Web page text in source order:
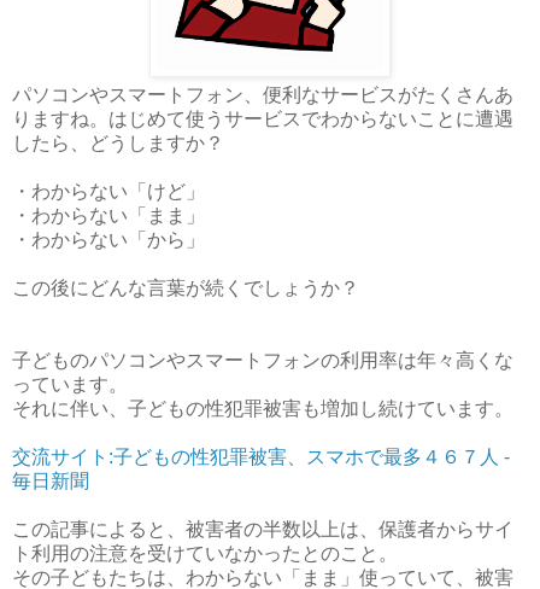
パソコンやスマートフォン、便利なサービスがたくさんあ
りますね。はじめて使うサービスでわからないことに遭遇
したら、どうしますか？
・わからない「けど」
・わからない「まま」
・わからない「から」
この後にどんな言葉が続くでしょうか？
子どものパソコンやスマートフォンの利用率は年々高くな
っています。
それに伴い、子どもの性犯罪被害も増加し続けています。
交流サイト:子どもの性犯罪被害、スマホで最多４６７人 -
毎日新聞
この記事によると、被害者の半数以上は、保護者からサイ
ト利用の注意を受けていなかったとのこと。
その子どもたちは、わからない「まま」使っていて、被害